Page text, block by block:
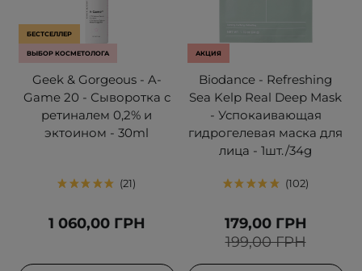
БЕСТСЕЛЛЕР
ВЫБОР КОСМЕТОЛОГА
Geek & Gorgeous - A-
Game 20 - Сыворотка с
ретиналем 0,2% и
эктоином - 30ml
21
1 060,00 ГРН
АКЦИЯ
Biodance - Refreshing
Sea Kelp Real Deep Mask
- Успокаивающая
гидрогелевая маска для
лица - 1шт./34g
102
199,00 ГРН
179,00 ГРН